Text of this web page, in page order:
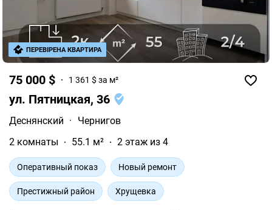
75 000 $ 1 361 $ за м²
ул. Пятницкая, 36
Деснянский ·
Чернигов
2 комнаты
55.1 м² 2 этаж из 4
Оперативный показ Новый ремонт
Престижный район Хрущевка
ПЕРЕВІРЕНА КВАРТИРА